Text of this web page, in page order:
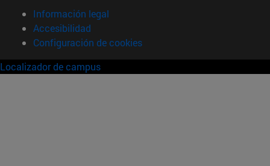
Información legal
Accesibilidad
Configuración de cookies
Localizador de campus